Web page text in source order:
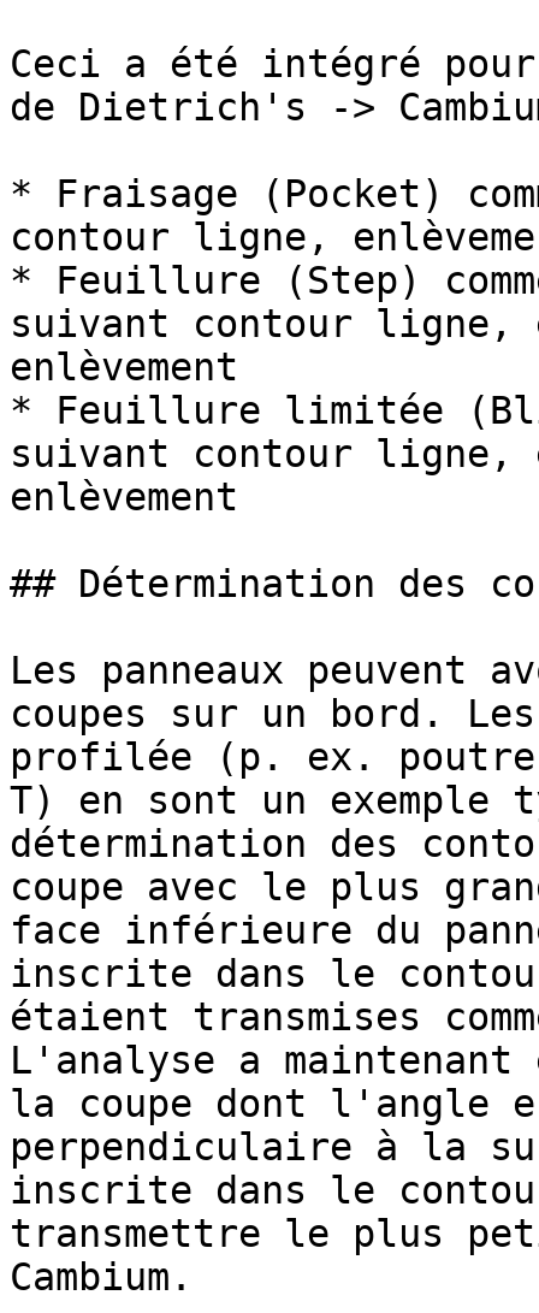
Ceci a été intégré
de Dietrich's ->
* Fraisage (Pocket)
contour ligne,
* Feuillure (Step)
suivant contour ligne,
enlèvement
* Feuillure limitée
suivant contour ligne,
enlèvement
## Détermination des
Les panneaux peuvent
coupes sur un bord.
profilée (p. ex. poutre
T) en sont un exemple
détermination des
coupe avec le plus
face inférieure du
inscrite dans le
étaient transmises
L'analyse a maintenant
la coupe dont l'angle
perpendiculaire à la
inscrite dans le
transmettre le plus
Cambium.